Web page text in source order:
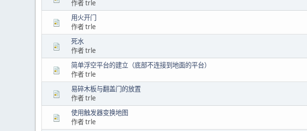
作者 trle
用火开门
作者 trle
死水
作者 trle
简单浮空平台的建立（底部不连接到地面的平台）
作者 trle
易碎木板与翻盖门的放置
作者 trle
使用触发器变换地图
作者 trle